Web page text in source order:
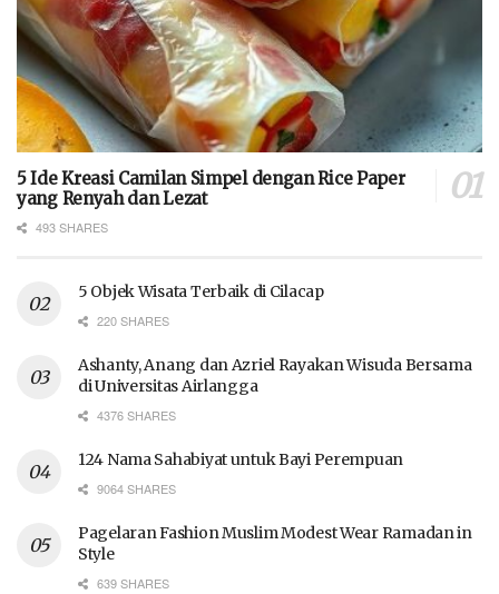
5 Ide Kreasi Camilan Simpel dengan Rice Paper
yang Renyah dan Lezat
493 SHARES
5 Objek Wisata Terbaik di Cilacap
220 SHARES
Ashanty, Anang dan Azriel Rayakan Wisuda Bersama
di Universitas Airlangga
4376 SHARES
124 Nama Sahabiyat untuk Bayi Perempuan
9064 SHARES
Pagelaran Fashion Muslim Modest Wear Ramadan in
Style
639 SHARES